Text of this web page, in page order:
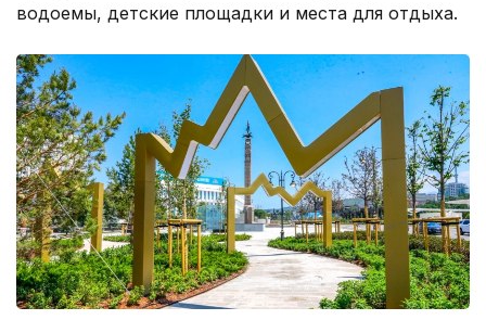
водоемы, детские площадки и места для отдыха.